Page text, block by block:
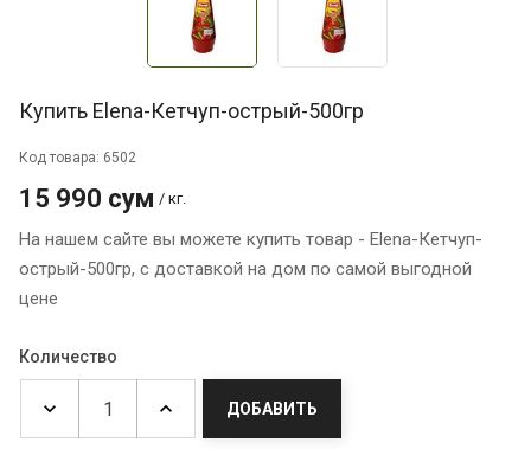
Купить Elena-Кетчуп-острый-500гр
Код товара: 6502
15 990 сум / кг.
На нашем сайте вы можете купить товар - Elena-Кетчуп-
острый-500гр, с доставкой на дом по самой выгодной
цене
Количество
ДОБАВИТЬ